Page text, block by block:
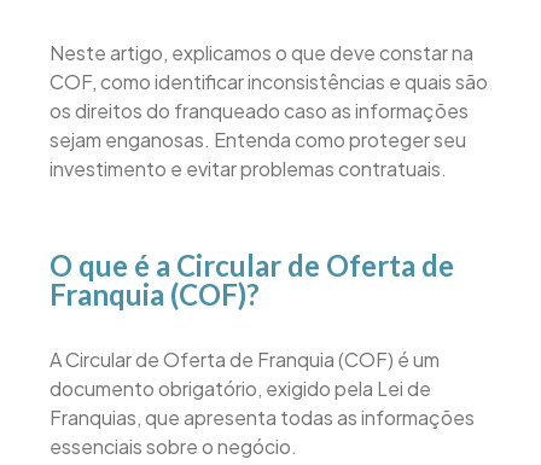
Neste artigo, explicamos o que deve constar na
COF, como identificar inconsistências e quais são
os direitos do franqueado caso as informações
sejam enganosas. Entenda como proteger seu
investimento e evitar problemas contratuais.
O que é a Circular de Oferta de
Franquia (COF)?
A Circular de Oferta de Franquia (COF) é um
documento obrigatório, exigido pela Lei de
Franquias, que apresenta todas as informações
essenciais sobre o negócio.